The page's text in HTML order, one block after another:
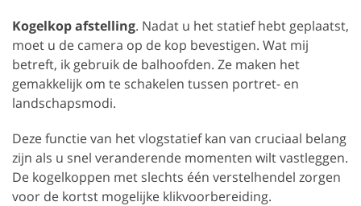
Kogelkop afstelling. Nadat u het statief hebt geplaatst,
moet u de camera op de kop bevestigen. Wat mij
betreft, ik gebruik de balhoofden. Ze maken het
gemakkelijk om te schakelen tussen portret- en
landschapsmodi.
Deze functie van het vlogstatief kan van cruciaal belang
zijn als u snel veranderende momenten wilt vastleggen.
De kogelkoppen met slechts één verstelhendel zorgen
voor de kortst mogelijke klikvoorbereiding.